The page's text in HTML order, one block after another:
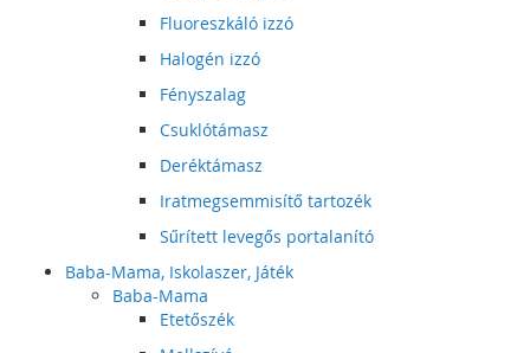
Fluoreszkáló izzó
Halogén izzó
Fényszalag
Csuklótámasz
Deréktámasz
Iratmegsemmisítő tartozék
Sűrített levegős portalanító
Baba-Mama, Iskolaszer, Játék
Baba-Mama
Etetőszék